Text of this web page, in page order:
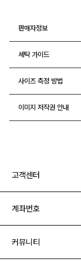
판매자정보
세탁 가이드
사이즈 측정 방법
이미지 저작권 안내
고객센터
계좌번호
커뮤니티